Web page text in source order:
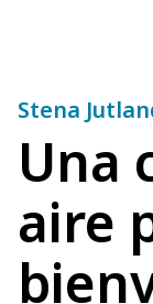
Una
aire
Stena